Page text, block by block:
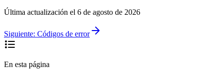
Última actualización el 6 de agosto de 2026
Siguiente: Códigos de error
En esta página